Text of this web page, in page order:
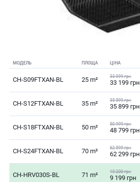
МОДЕЛЬ ПЛОЩА ЦІНА
CH-S09FTXAN-BL 25 m² 33 099 грн
33 199 грн
CH-S12FTXAN-BL 35 m² 35 599 грн
35 899 грн
CH-S18FTXAN-BL 50 m² 50 999 грн
48 799 грн
CH-S24FTXAN-BL 70 m² 62 599 грн
62 299 грн
CH-HRV030S-BL 71 m² 10 200 грн
9 199 грн